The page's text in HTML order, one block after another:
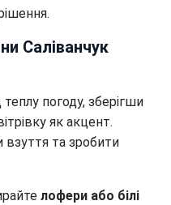
Саліванчук
погоду, зберігши
як акцент.
взуття та зробити
лофери або білі